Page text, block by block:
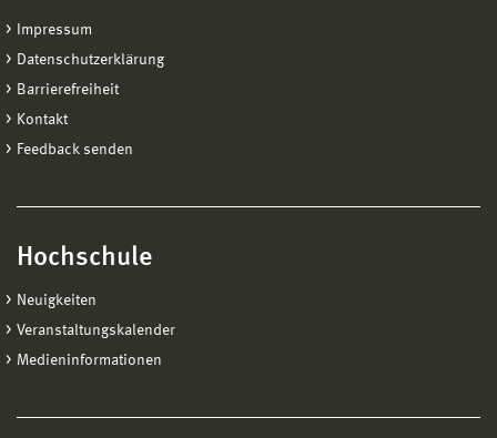
Impressum
Datenschutzerklärung
Barrierefreiheit
Kontakt
Feedback senden
Hochschule
Neuigkeiten
Veranstaltungskalender
Medieninformationen